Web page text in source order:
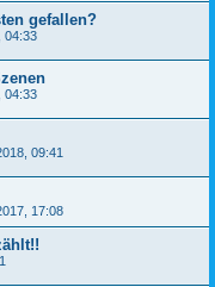
gefallen?
04:33
04:33
09:41
17:08